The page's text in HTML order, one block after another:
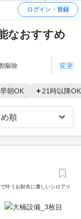
ログイン・登録
なおすすめ
駆除 変更
早朝OK 21時以降OK
叶うお財布に優しいシロアリ